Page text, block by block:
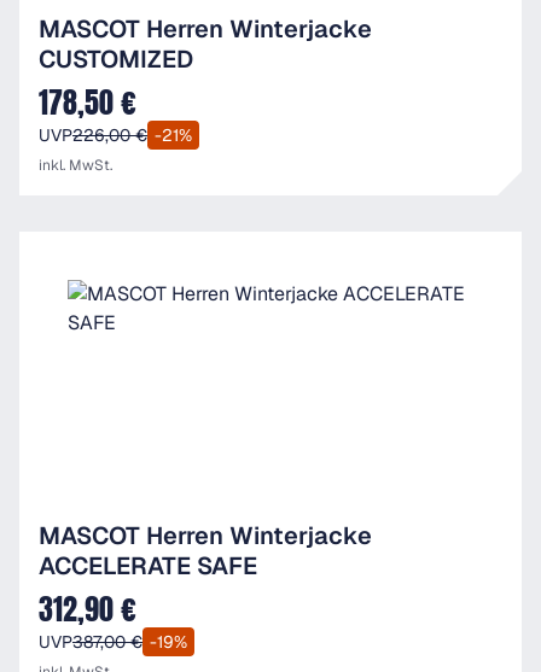
MASCOT Herren Winterjacke
CUSTOMIZED
Verkaufspreis:
178,50 €
UVP226,00 € -21%
inkl. MwSt.
MASCOT Herren Winterjacke
ACCELERATE SAFE
Verkaufspreis:
312,90 €
UVP387,00 € -19%